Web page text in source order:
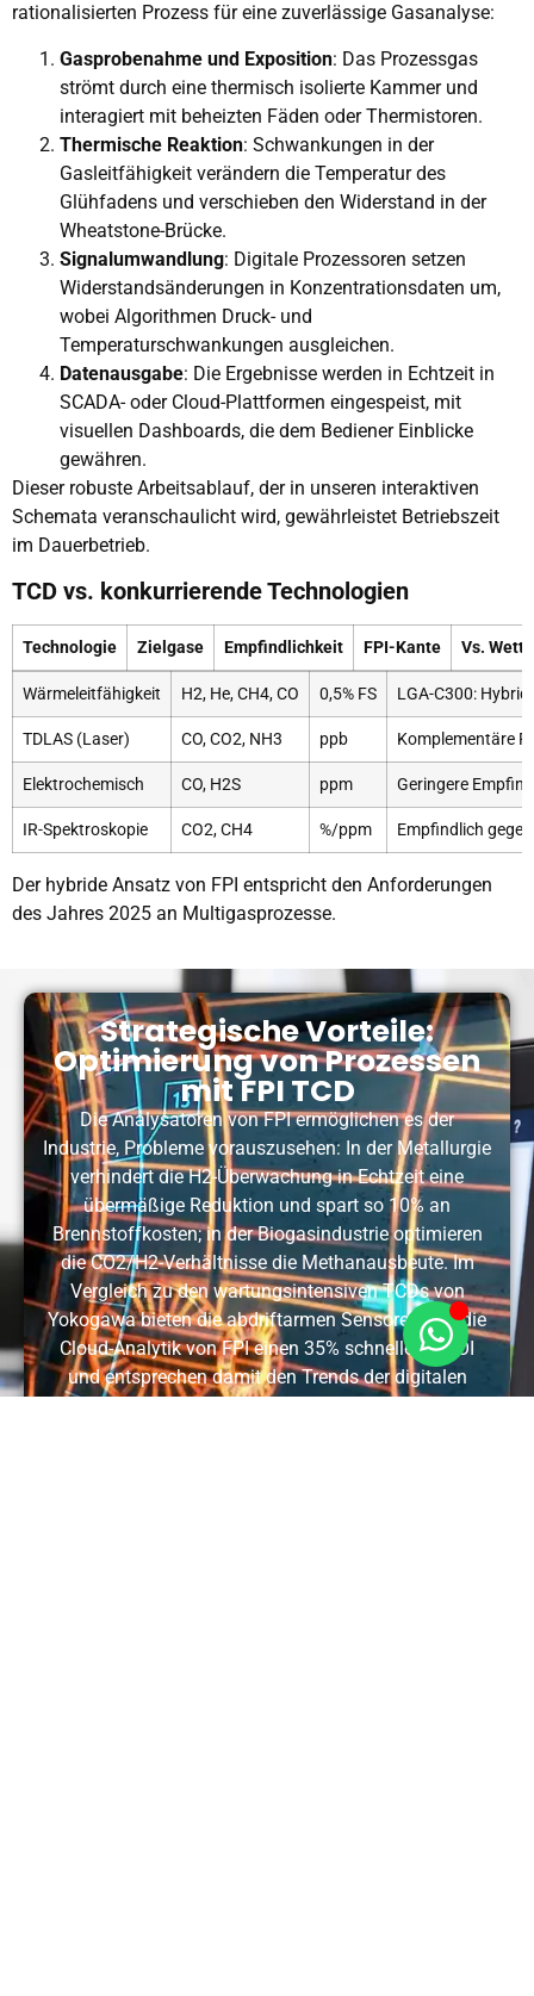
rationalisierten Prozess für eine zuverlässige Gasanalyse:
Gasprobenahme und Exposition: Das Prozessgas
strömt durch eine thermisch isolierte Kammer und
interagiert mit beheizten Fäden oder Thermistoren.
Thermische Reaktion: Schwankungen in der
Gasleitfähigkeit verändern die Temperatur des
Glühfadens und verschieben den Widerstand in der
Wheatstone-Brücke.
Signalumwandlung: Digitale Prozessoren setzen
Widerstandsänderungen in Konzentrationsdaten um,
wobei Algorithmen Druck- und
Temperaturschwankungen ausgleichen.
Datenausgabe: Die Ergebnisse werden in Echtzeit in
SCADA- oder Cloud-Plattformen eingespeist, mit
visuellen Dashboards, die dem Bediener Einblicke
gewähren.
Dieser robuste Arbeitsablauf, der in unseren interaktiven
Schemata veranschaulicht wird, gewährleistet Betriebszeit
im Dauerbetrieb.
TCD vs. konkurrierende Technologien
Technologie Zielgase Empfindlichkeit FPI-Kante Vs.
Wärmeleitfähigkeit H2, He, CH4, CO 0,5% FS LGA-C300:
TDLAS (Laser) CO, CO2, NH3 ppb Komplementäre
Elektrochemisch CO, H2S ppm Geringere
IR-Spektroskopie CO2, CH4 %/ppm Empfindlich
Der hybride Ansatz von FPI entspricht den Anforderungen
des Jahres 2025 an Multigasprozesse.
Strategische Vorteile:
Optimierung von Prozessen
mit FPI TCD
Die Analysatoren von FPI ermöglichen es der
Industrie, Probleme vorauszusehen: In der Metallurgie
verhindert die H2-Überwachung in Echtzeit eine
übermäßige Reduktion und spart so 10% an
Brennstoffkosten; in der Biogasindustrie optimieren
die CO2/H2-Verhältnisse die Methanausbeute. Im
Vergleich zu den wartungsintensiven TCDs von
Yokogawa bieten die abdriftarmen Sensoren und die
Cloud-Analytik von FPI einen 35% schnelleren ROI
und entsprechen damit den Trends der digitalen